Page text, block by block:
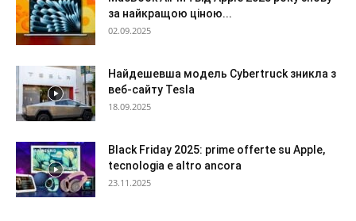
за найкращою ціною...
02.09.2025
Найдешевша модель Cybertruck зникла з
веб-сайту Tesla
18.09.2025
Black Friday 2025: prime offerte su Apple,
tecnologia e altro ancora
23.11.2025